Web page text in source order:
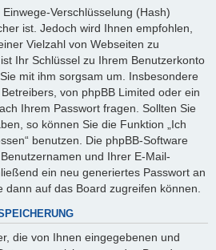
Verschlüsselung (Hash)
ist. Jedoch wird Ihnen empfohlen,
Vielzahl von Webseiten zu
Ihr Schlüssel zu Ihrem Benutzerkonto
mit ihm sorgsam um. Insbesondere
von phpBB Limited oder ein
Ihrem Passwort fragen. Sollten Sie
so können Sie die Funktion „Ich
benutzen. Die phpBB-Software
und Ihrer E-Mail-
ein neu generiertes Passwort an
dann auf das Board zugreifen können.
die von Ihnen eingegebenen und